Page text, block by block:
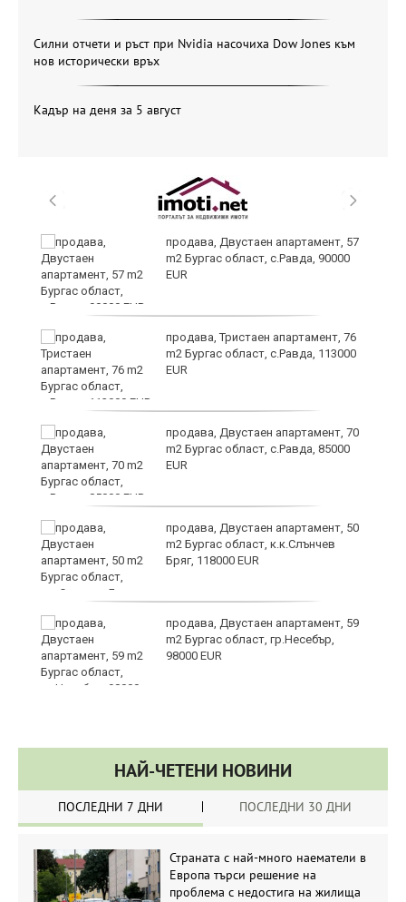
Силни отчети и ръст при Nvidia насочиха Dow Jones към
нов исторически връх
Кадър на деня за 5 август
продава, Двустаен апартамент, 57
m2 Бургас област, с.Равда, 90000
EUR
продава, Тристаен апартамент, 76
m2 Бургас област, с.Равда, 113000
EUR
продава, Двустаен апартамент, 70
m2 Бургас област, с.Равда, 85000
EUR
продава, Двустаен апартамент, 50
m2 Бургас област, к.к.Слънчев
Бряг, 118000 EUR
продава, Двустаен апартамент, 59
m2 Бургас област, гр.Несебър,
98000 EUR
НАЙ-ЧЕТЕНИ НОВИНИ
ПОСЛЕДНИ 7 ДНИ ПОСЛЕДНИ 30 ДНИ
Страната с най-много наематели в
Европа търси решение на
проблема с недостига на жилища